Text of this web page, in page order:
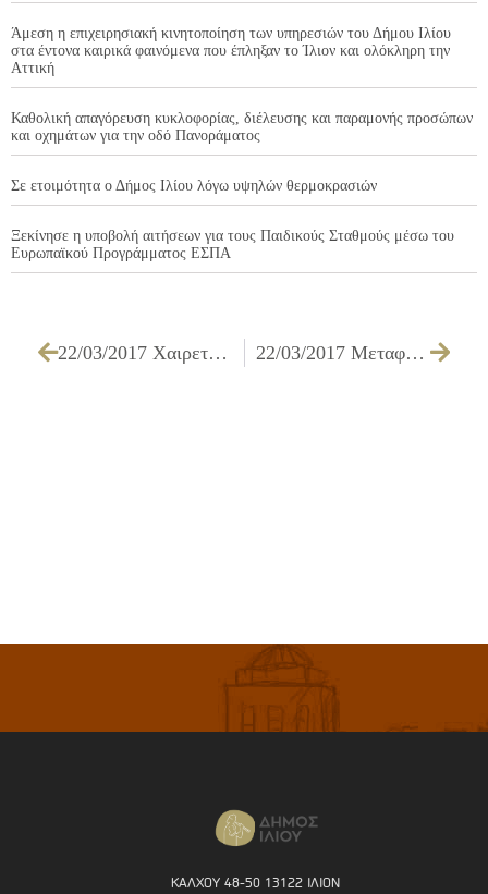
Άμεση η επιχειρησιακή κινητοποίηση των υπηρεσιών του Δήμου Ιλίου
στα έντονα καιρικά φαινόμενα που έπληξαν το Ίλιον και ολόκληρη την
Αττική
Καθολική απαγόρευση κυκλοφορίας, διέλευσης και παραμονής προσώπων
και οχημάτων για την οδό Πανοράματος
Σε ετοιμότητα ο Δήμος Ιλίου λόγω υψηλών θερμοκρασιών
Ξεκίνησε η υποβολή αιτήσεων για τους Παιδικούς Σταθμούς μέσω του
Ευρωπαϊκού Προγράμματος ΕΣΠΑ
22/03/2017 Χαιρετισμός Δημάρχου Ιλίου Νίκου Ζενέτου στα εγκαίνια του γηπέδου ποδοσφαιρικών ακαδημιών Δήμου Ιλίου 22/03/2017 Μεταφορά μελών Κ.Α.Π.Η., αθλούμενων σε αθλητικές δραστηριότητες και μελών πολιτιστικών δραστηριοτήτων για το έτος 2017
ΚΑΛΧΟΥ 48-50 13122 ΙΛΙΟΝ